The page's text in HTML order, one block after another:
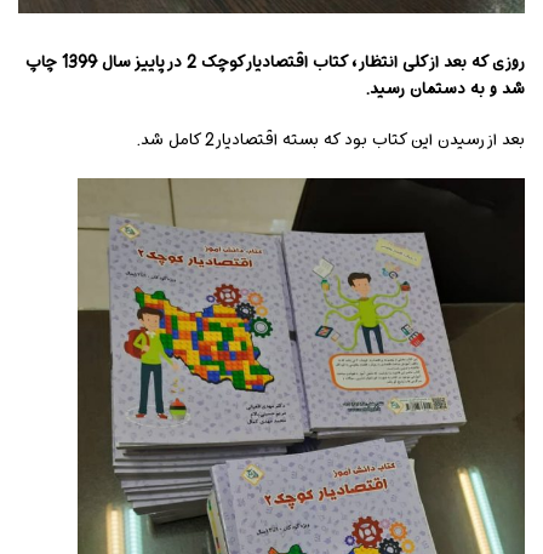
روزی که بعد از کلی انتظار ، کتاب اقتصادیار کوچک 2 در پاییز سال 1399 چاپ
شد و به دستمان رسید.
بعد از رسیدن این کتاب بود که بسته اقتصادیار2 کامل شد.